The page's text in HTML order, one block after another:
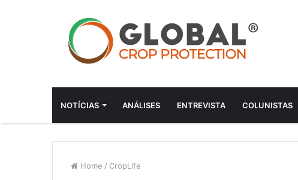
NOTÍCIAS ANÁLISES ENTREVISTA COLUNISTAS
Home / CropLife